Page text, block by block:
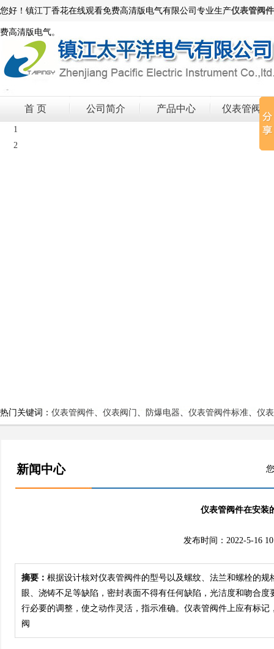
您好！镇江丁香花在线观看免费高清版电气有限公司专业生产仪表管阀件
费高清版电气。
首 页 公司简介 产品中心 仪表管阀件
1
2
热门关键词： 仪表管阀件、 仪表阀门 、 防爆电器、 仪表管阀件标准、 仪
新闻中心 您
仪表管阀件在安装
发布时间：2022-5-16
摘要： 根据设计核对仪表管阀件的型号以及螺纹、法兰和螺栓的规格和
眼、浇铸不足等缺陷，密封表面不得有任何缺陷，光洁度和吻
行必要的调整，使之动作灵活，指示准确。仪表管阀件上应有
阀